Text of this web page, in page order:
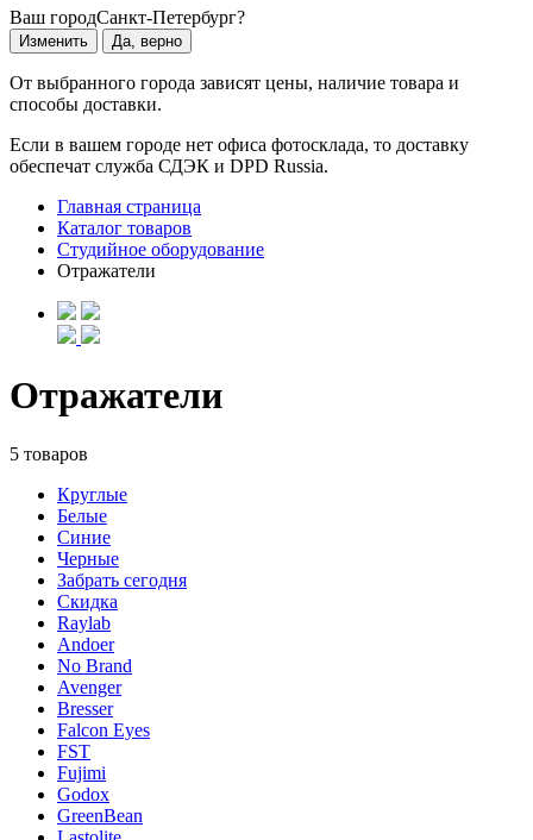
Ваш городСанкт-Петербург?
Изменить Да, верно
От выбранного города зависят цены, наличие товара и
способы доставки.
Если в вашем городе нет офиса фотосклада, то доставку
обеспечат служба СДЭК и DPD Russia.
Главная страница
Каталог товаров
Студийное оборудование
Отражатели
Отражатели
5 товаров
Круглые
Белые
Синие
Черные
Забрать сегодня
Скидка
Raylab
Andoer
No Brand
Avenger
Bresser
Falcon Eyes
FST
Fujimi
Godox
GreenBean